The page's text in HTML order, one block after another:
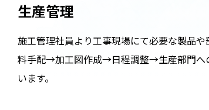
生産管理
施工管理社員より工事現場にて必要な製品
料手配→加工図作成→日程調整→生産部門へ
います。